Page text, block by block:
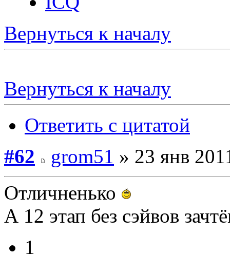
Вернуться к началу
Вернуться к началу
Ответить с цитатой
#62
grom51 » 23 янв
Отличненько
А 12 этап без сэйвов
1